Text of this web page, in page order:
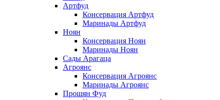
Артфуд
Консервация Артфуд
Маринады Артфуд
Ноян
Консервация Ноян
Маринады Ноян
Сады Арагаца
Агроянс
Консервация Агроянс
Маринады Агроянс
Прошян Фуд